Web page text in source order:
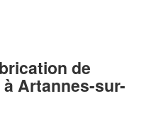
de
Artannes-sur-